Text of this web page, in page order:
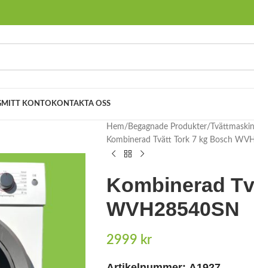
MITT KONTO KONTAKTA OSS
Hem Begagnade Produkter
Kombinerad Tvätt Tork 7 kg Bosch
Kombinerad
WVH28540SN
2999 kr